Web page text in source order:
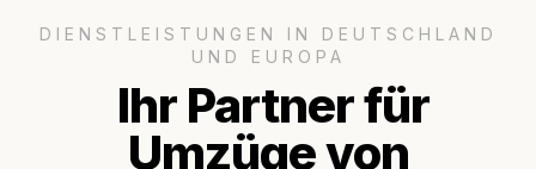
DIENSTLEISTUNGEN IN DEUTSCHLAND
UND EUROPA
Ihr Partner für
Umzüge von